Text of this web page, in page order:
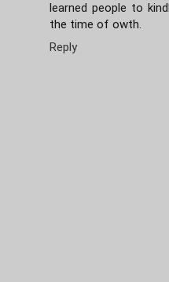
learned people to
the time of owth.
Reply